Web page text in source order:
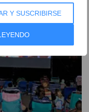
Y SUSCRIBIRSE